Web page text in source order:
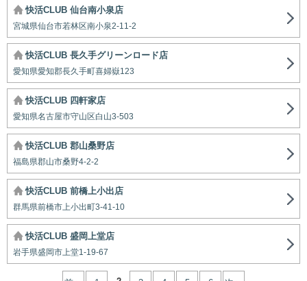
快活CLUB 仙台南小泉店
宮城県仙台市若林区南小泉2-11-2
快活CLUB 長久手グリーンロード店
愛知県愛知郡長久手町喜婦嶽123
快活CLUB 四軒家店
愛知県名古屋市守山区白山3-503
快活CLUB 郡山桑野店
福島県郡山市桑野4-2-2
快活CLUB 前橋上小出店
群馬県前橋市上小出町3-41-10
快活CLUB 盛岡上堂店
岩手県盛岡市上堂1-19-67